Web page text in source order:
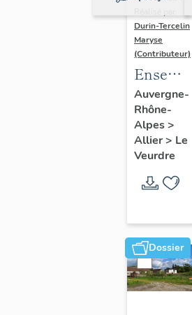
Durin-Tercelin
Maryse
(Contributeur)
Ensemble
calice-
patène
Auvergne-
Rhône-
Alpes>
Allier> Le
Veurdre
Dossier